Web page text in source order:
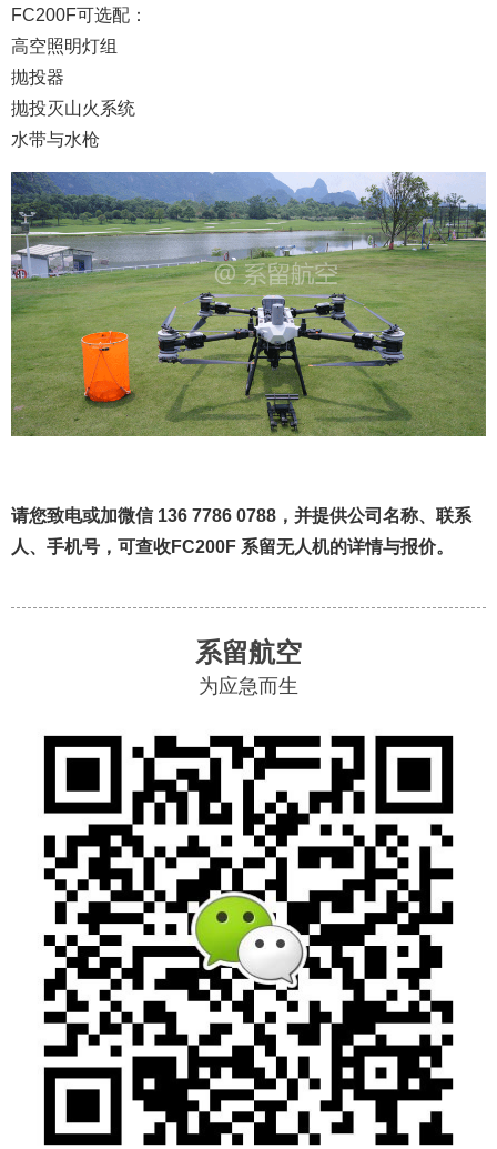
FC200F可选配：
高空照明灯组
抛投器
抛投灭山火系统
水带与水枪
请您致电或加微信 136 7786 0788，并提供公司 名称、联系
人、手机号， 可查收FC200F 系留无人机的详情与报价。
系留航空
为应急而生